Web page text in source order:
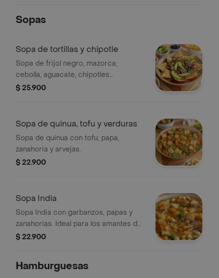
Sopas
Sopa de tortillas y chipotle
Sopa de frijol negro, mazorca,
cebolla, aguacate, chipotles
ahumados y tortilla de maíz.
$ 25.900
Sopa de quinua, tofu y verduras
Sopa de quinua con tofu, papa,
zanahoria y arvejas.
$ 22.900
Sopa India
Sopa India con garbanzos, papas y
zanahorias. Ideal para los amantes de
los sabores especiados.
$ 22.900
Hamburguesas